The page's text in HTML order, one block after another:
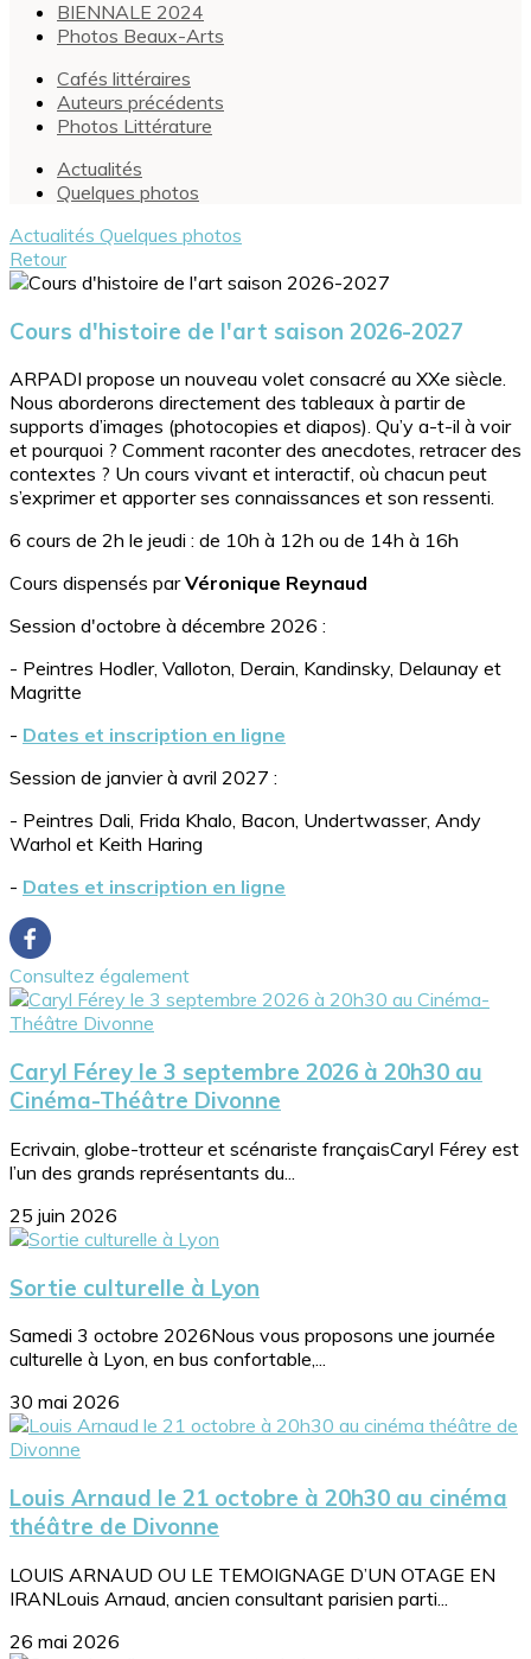
BIENNALE 2024
Photos Beaux-Arts
Cafés littéraires
Auteurs précédents
Photos Littérature
Actualités
Quelques photos
Actualités Quelques photos
Retour
Cours d'histoire de l'art saison 2026-2027
ARPADI propose un nouveau volet consacré au XXe siècle.
Nous aborderons directement des tableaux à partir de
supports d’images (photocopies et diapos). Qu’y a-t-il à voir
et pourquoi ? Comment raconter des anecdotes, retracer des
contextes ? Un cours vivant et interactif, où chacun peut
s’exprimer et apporter ses connaissances et son ressenti.
6 cours de 2h le jeudi : de 10h à 12h ou de 14h à 16h
Cours dispensés parVéronique Reynaud
Session d'octobre à décembre 2026 :
- Peintres Hodler, Valloton, Derain, Kandinsky, Delaunay et
Magritte
- Dates et inscription en ligne
Session de janvier à avril 2027 :
- Peintres Dali, Frida Khalo, Bacon, Undertwasser, Andy
Warhol et Keith Haring
- Dates et inscription en ligne
Consultez également
Caryl Férey le 3 septembre 2026 à 20h30 au
Cinéma-Théâtre Divonne
Ecrivain, globe-trotteur et scénariste françaisCaryl Férey est
l’un des grands représentants du...
25 juin 2026
Sortie culturelle à Lyon
Samedi 3 octobre 2026Nous vous proposons une journée
culturelle à Lyon, en bus confortable,...
30 mai 2026
Louis Arnaud le 21 octobre à 20h30 au cinéma
théâtre de Divonne
LOUIS ARNAUD OU LE TEMOIGNAGE D’UN OTAGE EN
IRANLouis Arnaud, ancien consultant parisien parti...
26 mai 2026